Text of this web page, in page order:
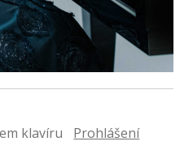
klavíru Prohlášení